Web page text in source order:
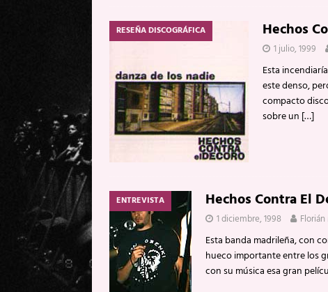
RESEÑA DISCOGRÁFICA Hechos
1 julio, 1999
Esta
este denso,
compacto
sobre un […]
ENTREVISTA Hechos Contra El
1 diciembre, 1998
Esta banda madrileña, con
hueco importante entre los
con su música esa gran